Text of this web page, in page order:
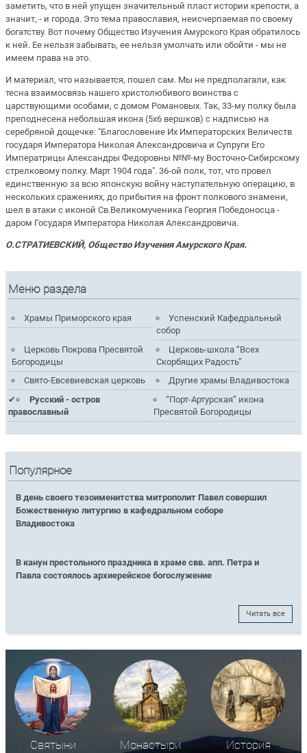
заметить, что в ней упущен значительный пласт истории крепости, а
значит, - и города. Это тема православия, неисчерпаемая по своему
богатству. Вот почему Общество Изучения Амурского Края обратилось
к ней. Ее нельзя забывать, ее нельзя умолчать или обойти - мы не
имеем права на это.
И материал, что называется, пошел сам. Мы не предполагали, как
тесна взаимосвязь нашего христолюбивого воинства с
царствующими особами, с домом Романовых. Так, 33-му полку была
преподнесена небольшая икона (5х6 вершков) с надписью на
серебряной дощечке: "Благословение Их Императорских Величеств
государя Императора Николая Александровича и Супруги Его
Императрицы Александры Федоровны №№-му Восточно-Сибирскому
стрелковому полку. Март 1904 года". 36-ой полк, тот, что провел
единственную за всю японскую войну наступательную операцию, в
нескольких сражениях, до прибытия на фронт полкового знамени,
шел в атаки с иконой Св.Великомученика Георгия Победоносца -
даром Государя Императора Николая Александровича.
О.СТРАТИЕВСКИЙ, Общество Изучения Амурского Края.
Меню раздела
Храмы Приморского края
Успенский Кафедральный
собор
Церковь Покрова Пресвятой
Богородицы
Церковь-школа “Всех
Скорбящих Радость”
Свято-Евсевиевская церковь
Другие храмы Владивостока
Русский - остров
православный
“Порт-Артурская” икона
Пресвятой Богородицы
Популярное
В день своего тезоименитства митрополит Павел совершил
Божественную литургию в кафедральном соборе
Владивостока
В канун престольного праздника в храме свв. апп. Петра и
Павла состоялось архиерейское богослужение
Читать все
Святыни Монастыри История